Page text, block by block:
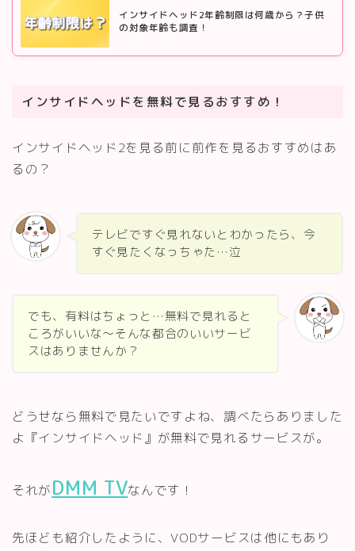
インサイドヘッド2年齢制限は何歳から？子供
の対象年齢も調査！
インサイドヘッドを無料で見るおすすめ！
インサイドヘッド2を見る前に前作を見るおすすめはあ
るの？
テレビですぐ見れないとわかったら、今
すぐ見たくなっちゃた…泣
でも、有料はちょっと…無料で見れると
ころがいいな～そんな都合のいいサービ
スはありませんか？
どうせなら無料で見たいですよね、調べたらありました
よ『インサイドヘッド』が無料で見れるサービスが。
それがDMM TVなんです！
先ほども紹介したように、VODサービスは他にもあり